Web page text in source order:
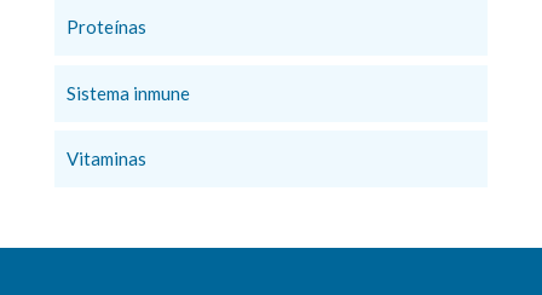
Proteínas
Sistema inmune
Vitaminas